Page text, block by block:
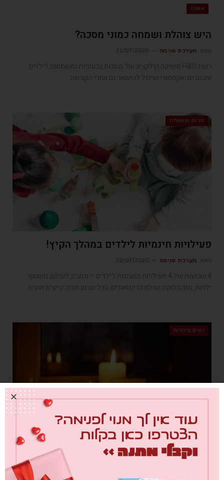
אופנה
היש צוהלת ושמחה כמוני מסכה?
מערכת פנימה
רשת H&O משיקה קולקציה של מסכות צבעוניות ומשמחות לילדים
ומבוגרים. אקססורי שיכול להישאר גם אחרי הקורונה.
זוגיות ומשפחה
פעילויות חינמיות לילדים במהלך הקיץ!
מערכת פנימה
4 שבועות של 4 פעילויות משתנות לילדים – מסביב לעולם, משחקי
ילדות, מגה בלוקס ועולם הדינוזאורים, בכל שבוע חוויה קייצית אחרת
נשים ביהדות
כשהבית הופך למרכז החיים